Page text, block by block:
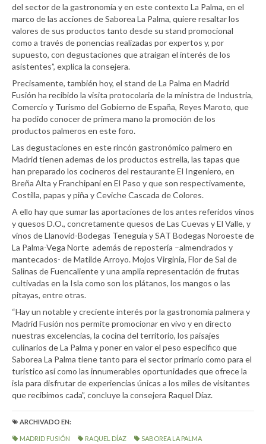
del sector de la gastronomía y en este contexto La Palma, en el
marco de las acciones de Saborea La Palma, quiere resaltar los
valores de sus productos tanto desde su stand promocional
como a través de ponencias realizadas por expertos y, por
supuesto, con degustaciones que atraigan el interés de los
asistentes”, explica la consejera.
Precisamente, también hoy, el stand de La Palma en Madrid
Fusión ha recibido la visita protocolaria de la ministra de Industria,
Comercio y Turismo del Gobierno de España, Reyes Maroto, que
ha podido conocer de primera mano la promoción de los
productos palmeros en este foro.
Las degustaciones en este rincón gastronómico palmero en
Madrid tienen ademas de los productos estrella, las tapas que
han preparado los cocineros del restaurante El Ingeniero, en
Breña Alta y Franchipani en El Paso y que son respectivamente,
Costilla, papas y piña y Ceviche Cascada de Colores.
A ello hay que sumar las aportaciones de los antes referidos vinos
y quesos D.O., concretamente quesos de Las Cuevas y El Valle, y
vinos de Llanovid-Bodegas Teneguía y SAT Bodegas Noroeste de
La Palma-Vega Norte además de repostería –almendrados y
mantecados- de Matilde Arroyo. Mojos Virginia, Flor de Sal de
Salinas de Fuencaliente y una amplia representación de frutas
cultivadas en la Isla como son los plátanos, los mangos o las
pitayas, entre otras.
“Hay un notable y creciente interés por la gastronomía palmera y
Madrid Fusión nos permite promocionar en vivo y en directo
nuestras excelencias, la cocina del territorio, los paisajes
culinarios de La Palma y poner en valor el peso específico que
Saborea La Palma tiene tanto para el sector primario como para el
turístico así como las innumerables oportunidades que ofrece la
isla para disfrutar de experiencias únicas a los miles de visitantes
que recibimos cada”, concluye la consejera Raquel Díaz.
ARCHIVADO EN:
MADRID FUSIÓN RAQUEL DÍAZ SABOREA LA PALMA